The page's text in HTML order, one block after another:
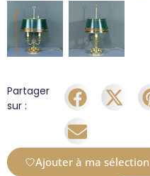
Partager
sur :
Ajouter à ma sélection